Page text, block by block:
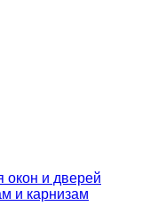
окон и дверей
и карнизам